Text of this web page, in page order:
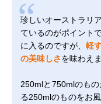
珍しいオーストラリ
ているのがポイント
に入るのですが、 軽
の美味しさを味わえま
250mlと750mlのも
る250mlのものをお